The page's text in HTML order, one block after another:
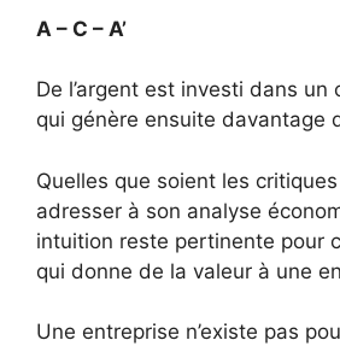
A – C – A’
De l’argent est investi dans un
qui génère ensuite davantage
Quelles que soient les critiques
adresser à son analyse
intuition reste pertinente pour
qui donne de la valeur à une
Une entreprise n’existe pas